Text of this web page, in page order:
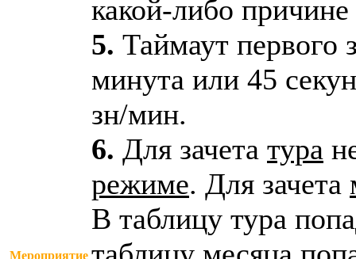
Мероприятие
какой-либо
5. Таймаут первого
минута или 45
зн/мин.
6. Для зачета тура
режиме. Для зачета
В таблицу тура